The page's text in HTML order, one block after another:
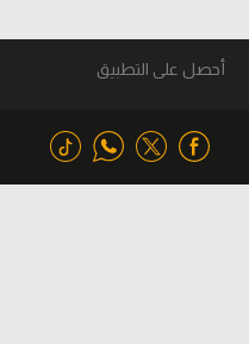
أحصل على التطبيق